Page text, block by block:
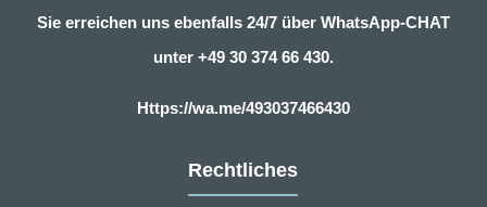
Sie erreichen uns ebenfalls 24/7 über WhatsApp-CHAT
unter +49 30 374 66 430.
Https://wa.me/493037466430
Rechtliches